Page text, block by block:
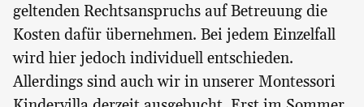
geltenden Rechtsanspruchs auf Betreuung die
Kosten dafür übernehmen. Bei jedem Einzelfall
wird hier jedoch individuell entschieden.
Allerdings sind auch wir in unserer Montessori